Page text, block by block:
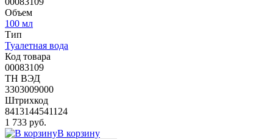
Объем
100 мл
Тип
Туалетная вода
Код товара
00083109
ТН ВЭД
3303009000
Штрихкод
8413144541124
1 733 руб.
В корзину